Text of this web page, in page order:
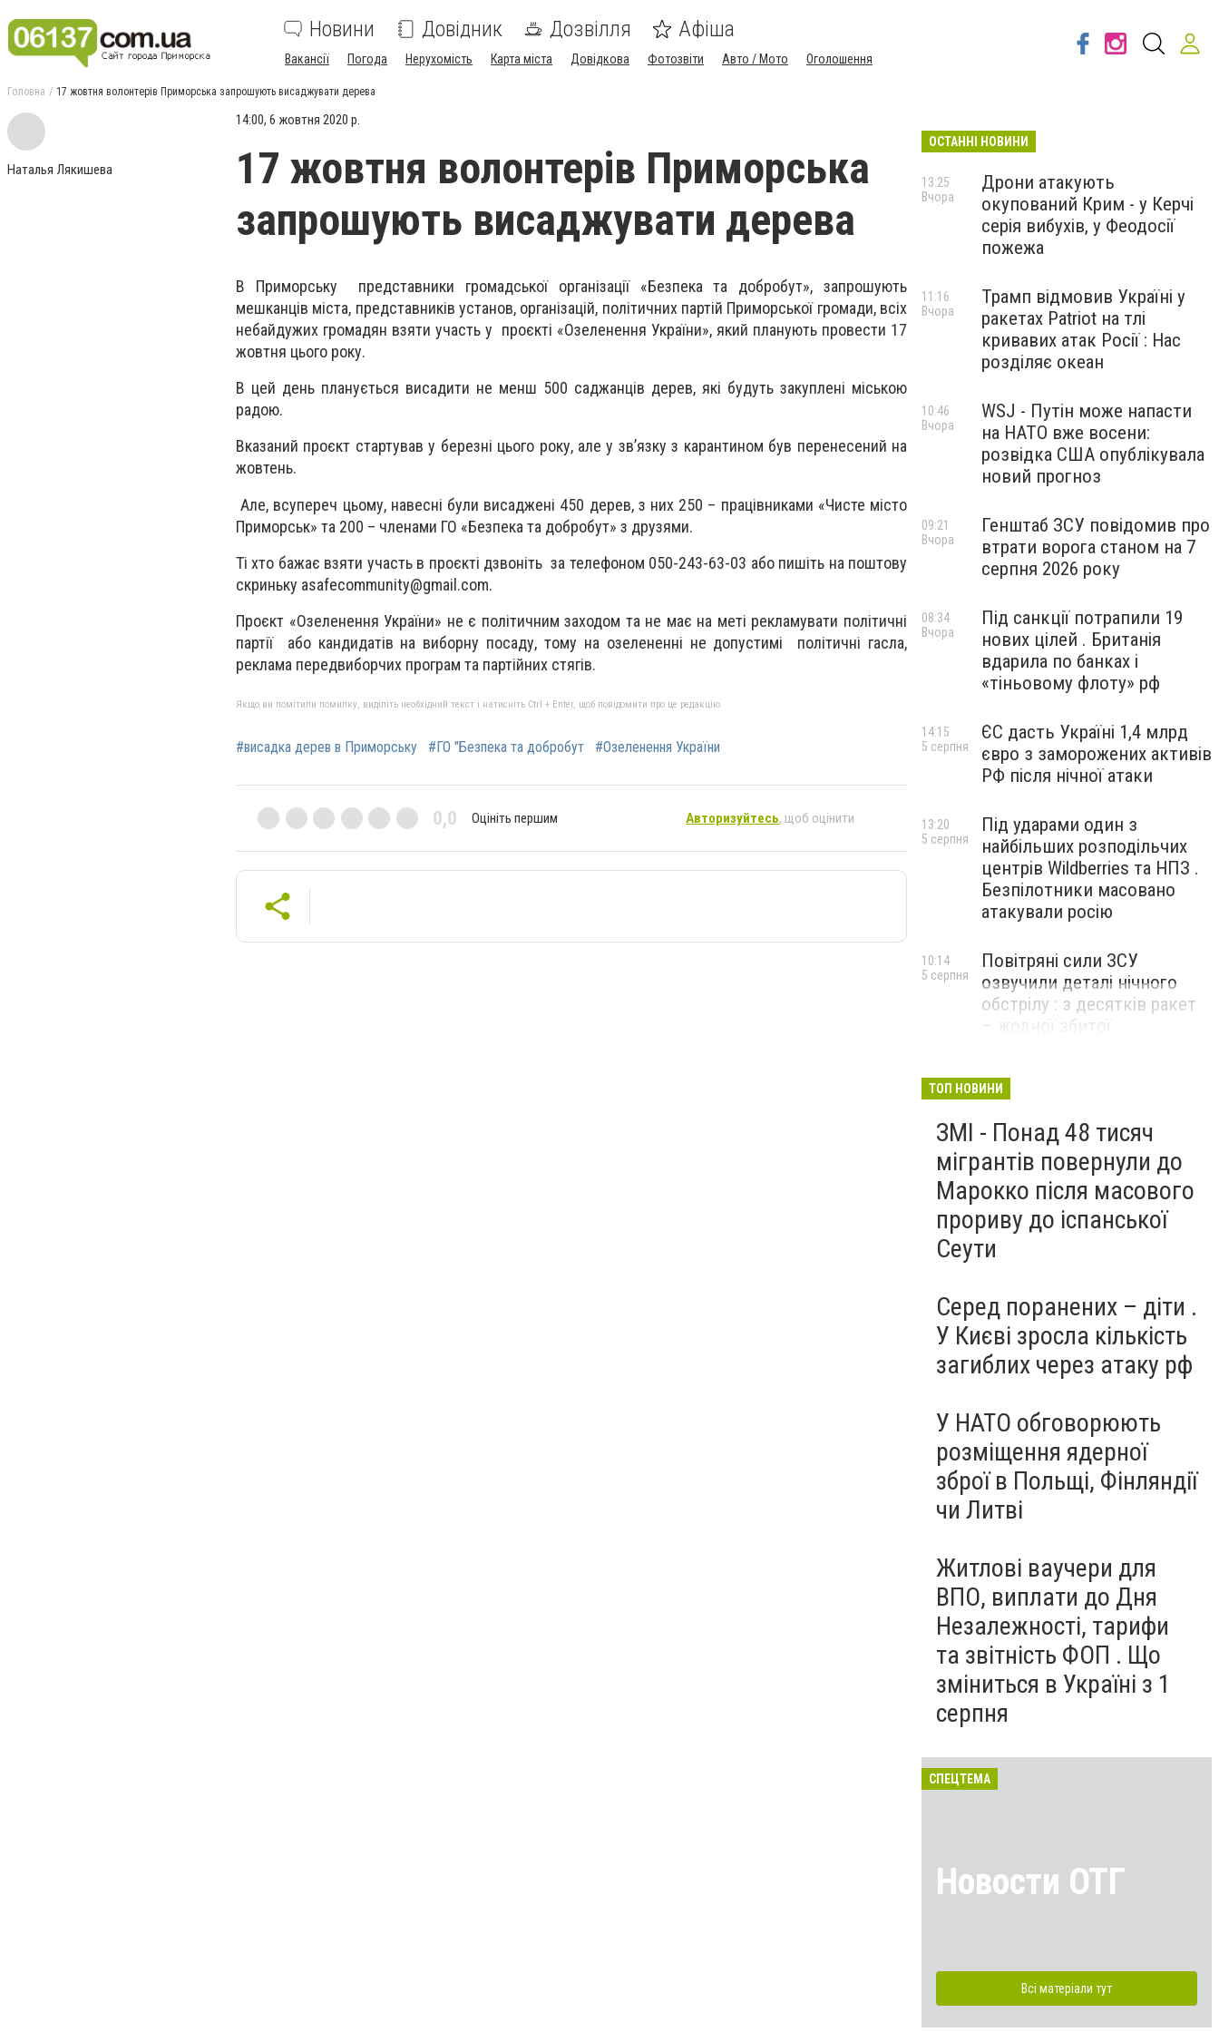
Новини Довідник Дозвілля Афіша
Вакансії Погода Нерухомість Карта міста Довідкова Фотозвіти Авто / Мото Оголошення
Головна 17 жовтня волонтерів Приморська запрошують висаджувати дерева
Наталья Лякишева
14:00, 6 жовтня 2020 р.
17 жовтня волонтерів Приморська
запрошують висаджувати дерева
В Приморську представники громадської організації «Безпека та добробут», запрошують
мешканців міста, представників установ, організацій, політичних партій Приморської громади, всіх
небайдужих громадян взяти участь у проєкті «Озеленення України», який планують провести 17
жовтня цього року.
В цей день планується висадити не менш 500 саджанців дерев, які будуть закуплені міською
радою.
Вказаний проєкт стартував у березні цього року, але у зв’язку з карантином був перенесений на
жовтень.
Але, всупереч цьому, навесні були висаджені 450 дерев, з них 250 – працівниками «Чисте місто
Приморськ» та 200 – членами ГО «Безпека та добробут» з друзями.
Ті хто бажає взяти участь в проєкті дзвоніть за телефоном 050-243-63-03 або пишіть на поштову
скриньку asafecommunity@gmail.com.
Проєкт «Озеленення України» не є політичним заходом та не має на меті рекламувати політичні
партії або кандидатів на виборну посаду, тому на озелененні не допустимі політичні гасла,
реклама передвиборчих програм та партійних стягів.
Якщо ви помітили помилку, виділіть необхідний текст і натисніть Ctrl + Enter, щоб повідомити про це редакцію
#висадка дерев в Приморську #ГО "Безпека та добробут #Озеленення України
0,0 Оцініть першим Авторизуйтесь, щоб оцінити
ОСТАННІ НОВИНИ
Дрони атакують
окупований Крим - у Керчі
серія вибухів, у Феодосії
пожежа
13:25
Вчора
Трамп відмовив Україні у
ракетах Patriot на тлі
кривавих атак Росії : Нас
розділяє океан
11:16
Вчора
WSJ - Путін може напасти
на НАТО вже восени:
розвідка США опублікувала
новий прогноз
10:46
Вчора
Генштаб ЗСУ повідомив про
втрати ворога станом на 7
серпня 2026 року
09:21
Вчора
Під санкції потрапили 19
нових цілей . Британія
вдарила по банках і
«тіньовому флоту» рф
08:34
Вчора
ЄС дасть Україні 1,4 млрд
євро з заморожених активів
РФ після нічної атаки
14:15
5 серпня
Під ударами один з
найбільших розподільчих
центрів Wildberries та НПЗ .
Безпілотники масовано
атакували росію
13:20
5 серпня
Повітряні сили ЗСУ
озвучили деталі нічного
обстрілу : з десятків ракет
– жодної збитої
10:14
5 серпня
ТОП НОВИНИ
ЗМІ - Понад 48 тисяч
мігрантів повернули до
Марокко після масового
прориву до іспанської
Сеути
Серед поранених – діти .
У Києві зросла кількість
загиблих через атаку рф
У НАТО обговорюють
розміщення ядерної
зброї в Польщі, Фінляндії
чи Литві
Житлові ваучери для
ВПО, виплати до Дня
Незалежності, тарифи
та звітність ФОП . Що
зміниться в Україні з 1
серпня
СПЕЦТЕМА
Новости ОТГ
Всі матеріали тут